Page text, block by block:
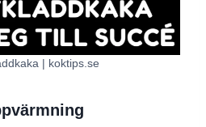
| koktips.se